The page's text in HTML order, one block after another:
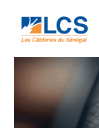
Réinitialiser